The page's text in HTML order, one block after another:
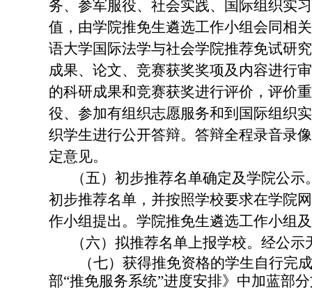
务、参军服役、社会实践、国际组织实
值，由学院推免生遴选工作小组会同相
语大学国际法学与社会学院推荐免试研
成果、论文、竞赛获奖奖项及内容进行
的科研成果和竞赛获奖进行评价，评价
役、参加有组织志愿服务和到国际组织
织学生进行公开答辩。答辩全程录音录
定意见。
（五）初步推荐名单确定及学院公
初步推荐名单，并按照学校要求在学院
作小组提出。学院推免生遴选工作小组
（六）拟推荐名单上报学校。经公
（七）获得推免资格的学生自行完
部“推免服务系统”进度安排》中加蓝部